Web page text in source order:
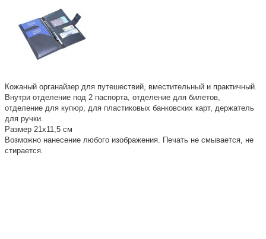
Кожаный органайзер для путешествий, вместительный и практичный.
Внутри отделение под 2 паспорта, отделение для билетов,
отделение для купюр, для пластиковых банковских карт, держатель
для ручки.
Размер 21х11,5 см
Возможно нанесение любого изображения. Печать не смывается, не
стирается.